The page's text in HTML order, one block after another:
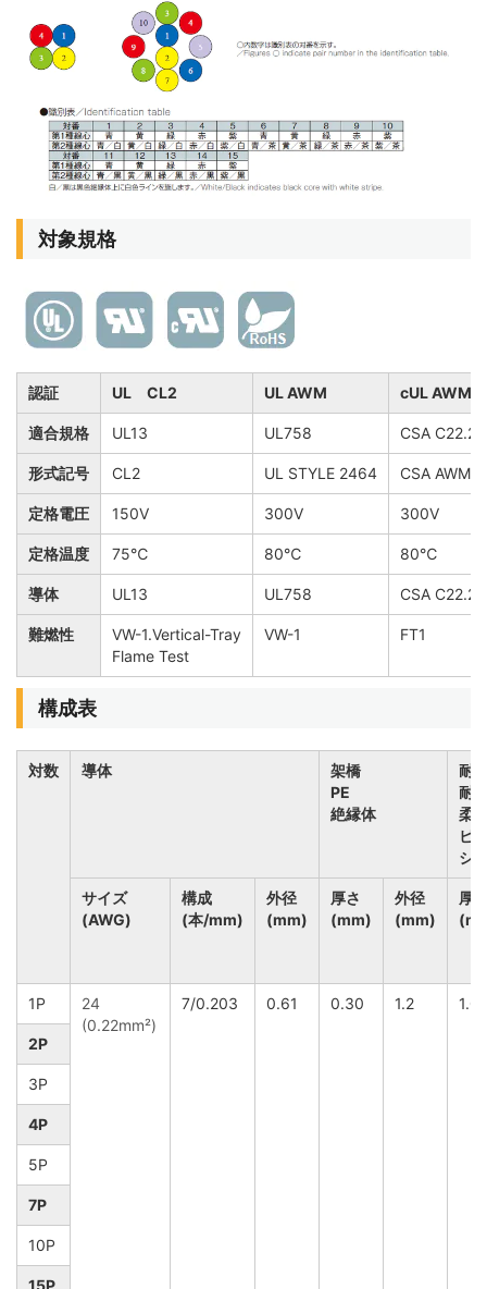
対象規格
認証 UL CL2 UL AWM cUL AWM
適合規格 UL13 UL758 CSA
形式記号 CL2 UL STYLE 2464 CSA AWM
定格電圧 150V 300V 300V
定格温度 75℃ 80℃ 80℃
導体 UL13 UL758 CSA C22.2
難燃性
VW-1.Vertical-Tray
Flame Test
VW-1 FT1
構成表
対数 導体
架橋
PE
絶縁体
耐
耐
柔
ビ
シ
サイズ
(AWG)
構成
(本/mm)
外径
(mm)
厚さ
(mm)
外径
(mm)
厚
1P
24
(0.22mm²)
7/0.203 0.61 0.30 1.2 1.0
2P
3P
4P
5P
7P
10P
15P